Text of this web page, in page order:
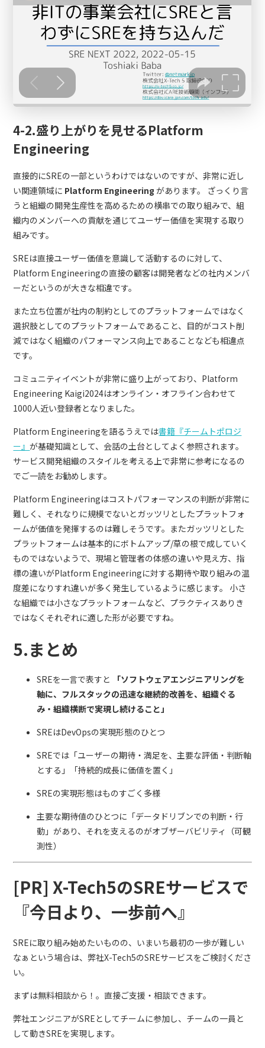
4-2.盛り上がりを見せるPlatform
Engineering
直接的にSREの一部というわけではないのですが、非常に近し
い関連領域に Platform Engineering があります。
ざっくり言
うと組織の開発生産性を高めるための横串での取り組みで、組
織内のメンバーへの貢献を通じてユーザー価値を実現する取り
組みです。
SREは直接ユーザー価値を意識して活動するのに対して、
Platform Engineeringの直接の顧客は開発者などの社内メンバ
ーだというのが大きな相違です。
また立ち位置が社内の制約としてのプラットフォームではなく
選択肢としてのプラットフォームであること、目的がコスト削
減ではなく組織のパフォーマンス向上であることなども相違点
です。
コミュニティイベントが非常に盛り上がっており、Platform
Engineering Kaigi2024はオンライン・オフライン合わせて
1000人近い登録者となりました。
Platform Engineeringを語るうえでは書籍『チームトポロジ
ー』が基礎知識として、会話の土台としてよく参照されます。
サービス開発組織のスタイルを考える上で非常に参考になるの
でご一読をお勧めします。
Platform Engineeringはコストパフォーマンスの判断が非常に
難しく、それなりに規模でないとガッツリとしたプラットフォ
ームが価値を発揮するのは難しそうです。またガッツリとした
プラットフォームは基本的にボトムアップ/草の根で成していく
ものではないようで、現場と管理者の体感の違いや見え方、指
標の違いがPlatform Engineeringに対する期待や取り組みの温
度差になりすれ違いが多く発生しているように感じます。
小さ
な組織では小さなプラットフォームなど、プラクティスありき
ではなくそれぞれに適した形が必要ですね。
5.まとめ
SREを一言で表すと
「ソフトウェアエンジニアリングを
軸に、フルスタックの迅速な継続的改善を、組織ぐる
み・組織横断で実現し続けること」
SREはDevOpsの実現形態のひとつ
SREでは「ユーザーの期待・満足を、主要な評価・判断軸
とする」「持続的成長に価値を置く」
SREの実現形態はものすごく多様
主要な期待値のひとつに「データドリブンでの判断・行
動」があり、それを支えるのがオブザーバビリティ（可観
測性）
[PR] X-Tech5のSREサービスで
『今日より、一歩前へ』
SREに取り組み始めたいものの、いまいち最初の一歩が難しい
なぁという場合は、弊社X-Tech5のSREサービスをご検討くださ
い。
まずは無料相談から！。直接ご支援・相談できます。
弊社エンジニアがSREとしてチームに参加し、チームの一員と
して動きSREを実現します。